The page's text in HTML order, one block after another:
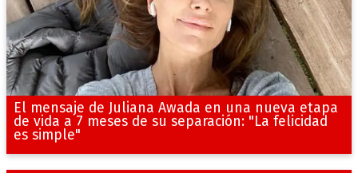
El mensaje de Juliana Awada en una nueva etapa
de vida a 7 meses de su separación: "La felicidad
es simple"